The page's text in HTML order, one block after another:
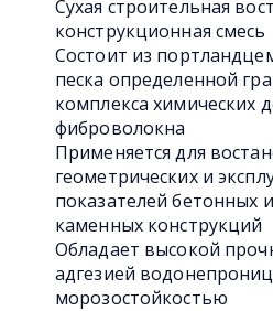
Сухая строительная
конструкционная смесь
Состоит из
песка определенной
комплекса химических
фиброволокна
Применяется для
геометрических и
показателей бетонных
каменных конструкций
Обладает высокой
адгезией
морозостойкостью